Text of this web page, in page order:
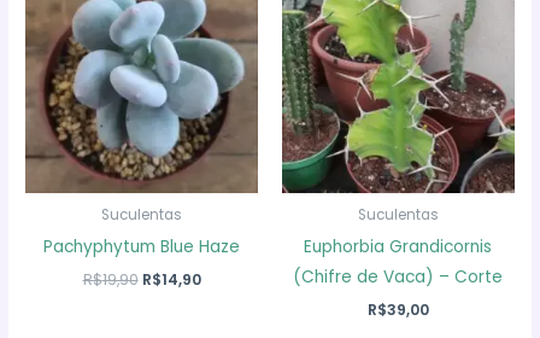
Suculentas
Pachyphytum Blue Haze
R$19,90 O
R$14,90O
Suculentas
Euphorbia Grandicornis
(Chifre de Vaca) – Corte
R$39,00